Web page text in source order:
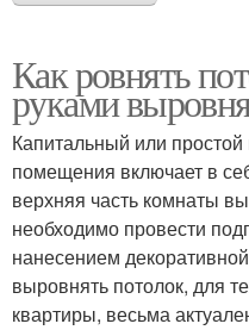
Как ровнять
руками
Капитальный или
помещения включает в
верхняя часть комнаты
необходимо провести
нанесением
выровнять потолок, для
квартиры, весьма